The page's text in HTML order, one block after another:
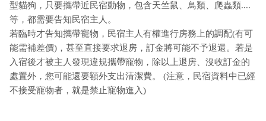
型貓狗，只要攜帶近民宿動物，包含天竺鼠、鳥類、爬蟲類....
等，都需要告知民宿主人。
若臨時才告知攜帶寵物，民宿主人有權進行房務上的調配(有可
能需補差價)，甚至直接要求退房，訂金將可能不予退還。若是
入宿後才被主人發現違規攜帶寵物，除以上退房、沒收訂金的
處置外，您可能還要額外支出清潔費。 (注意，民宿資料中已經
不接受寵物者，就是禁止寵物進入)